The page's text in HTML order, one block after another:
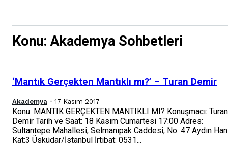
Konu: Akademya Sohbetleri
‘Mantık Gerçekten Mantıklı mı?’ – Turan Demir
Akademya - 17 Kasım 2017
Konu: MANTIK GERÇEKTEN MANTIKLI MI? Konuşmacı: Turan
Demir Tarih ve Saat: 18 Kasım Cumartesi 17:00 Adres:
Sultantepe Mahallesi, Selmanıpak Caddesi, No: 47 Aydın Han
Kat:3 Üsküdar/İstanbul İrtibat: 0531...